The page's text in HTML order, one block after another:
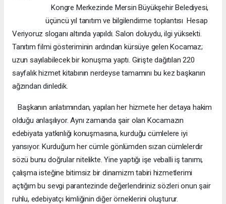
Kongre Merkezinde Mersin Büyükşehir Belediyesi,
üçüncü yıl tanıtım ve bilgilendirme toplantısı  Hesap
Veriyoruz sloganı altında yapıldı. Salon doluydu, ilgi yüksekti.
Tanıtım filmi gösteriminin ardından kürsüye gelen Kocamaz;
uzun sayılabilecek bir konuşma yaptı. Girişte dağıtılan 220
sayfalık hizmet kitabının nerdeyse tamamını bu kez başkanın
ağzından dinledik.
Başkanın anlatımından, yapılan her hizmete her detaya hakim
olduğu anlaşılıyor. Aynı zamanda şair olan Kocamazın
edebiyata yatkınlığı konuşmasına, kurduğu cümlelere iyi
yansıyor. Kurduğum her cümle gönlümden sızan cümlelerdir
sözü bunu doğrular nitelikte. Yine yaptığı işe veballi iş tanımı,
çalışma isteğine bitimsiz bir dinamizm tabiri hizmetlerimi
açtığım bu sevgi parantezinde değerlendiriniz sözleri onun şair
ruhlu, edebiyatçı kimliğinin diğer örneklerini oluşturur.